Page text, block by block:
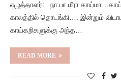
எழுத்தாளர்: நா.பா.மீரா
காலத்தில் தொடங்கி…. இன்றும்
காய்கறிகளுக்கு அந்த…
READ MORE